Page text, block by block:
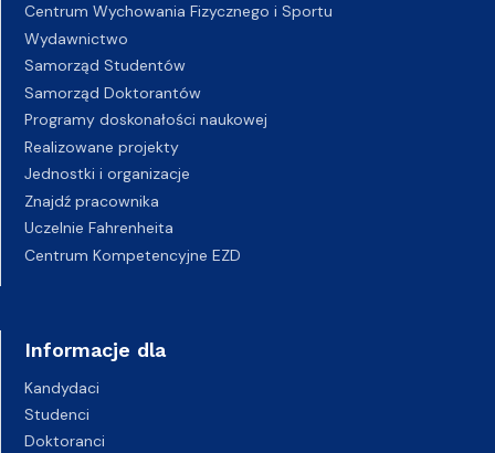
Centrum Wychowania Fizycznego i Sportu
Wydawnictwo
Samorząd Studentów
Samorząd Doktorantów
Programy doskonałości naukowej
Realizowane projekty
Jednostki i organizacje
Znajdź pracownika
Uczelnie Fahrenheita
Centrum Kompetencyjne EZD
Informacje dla
Kandydaci
Studenci
Doktoranci